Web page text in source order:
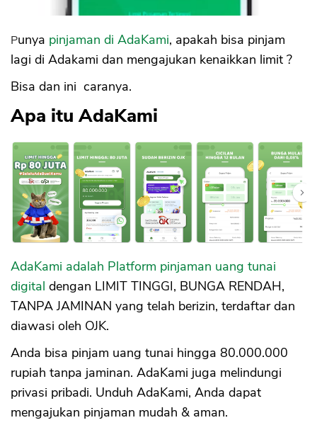
Punya pinjaman di AdaKami, apakah bisa pinjam
lagi di Adakami dan mengajukan kenaikkan limit ?
Bisa dan ini caranya.
Apa itu AdaKami
AdaKami adalah Platform pinjaman uang tunai
digital dengan LIMIT TINGGI, BUNGA RENDAH,
TANPA JAMINAN yang telah berizin, terdaftar dan
diawasi oleh OJK.
Anda bisa pinjam uang tunai hingga 80.000.000
rupiah tanpa jaminan. AdaKami juga melindungi
privasi pribadi. Unduh AdaKami, Anda dapat
mengajukan pinjaman mudah & aman.